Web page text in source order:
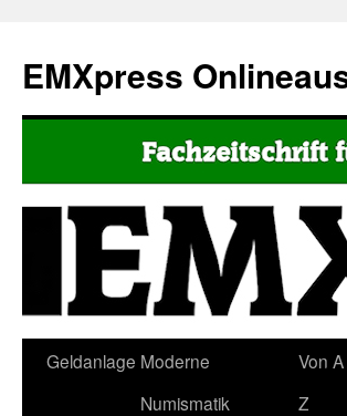
EMXpress
Geldanlage Moderne
Numismatik
Von
Z